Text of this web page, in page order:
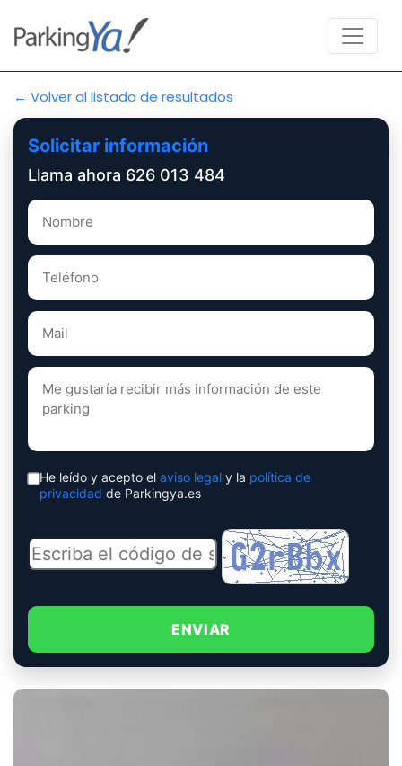
← Volver al listado de resultados
Solicitar información
Llama ahora 626 013 484
He leído y acepto el aviso legal y la política de
privacidad de Parkingya.es
ENVIAR